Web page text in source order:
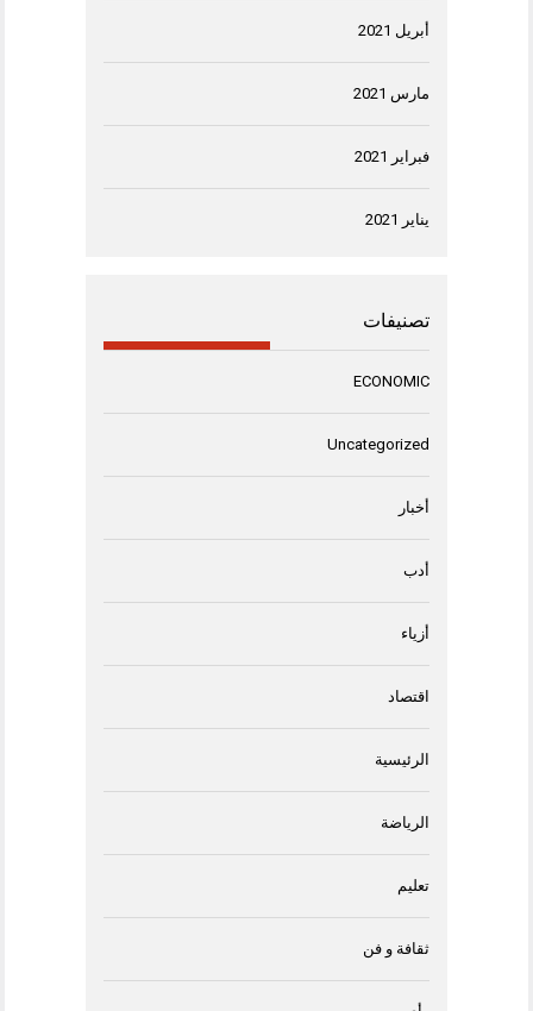
أبريل 2021
مارس 2021
فبراير 2021
يناير 2021
تصنيفات
ECONOMIC
Uncategorized
أخبار
أدب
أزياء
اقتصاد
الرئيسية
الرياضة
تعليم
ثقافة و فن